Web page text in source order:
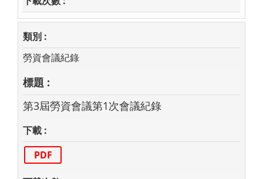
勞資會議紀錄
第3屆勞資會議第1次會議紀錄
PDF